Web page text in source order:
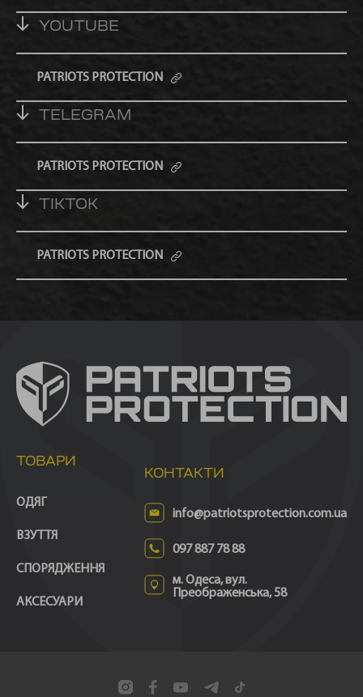
YOUTUBE
PATRIOTS PROTECTION
TELEGRAM
PATRIOTS PROTECTION
TIKTOK
PATRIOTS PROTECTION
ТОВАРИ
ОДЯГ
ВЗУТТЯ
СПОРЯДЖЕННЯ
АКСЕСУАРИ
КОНТАКТИ
info@patriotsprotection.com.ua
097 887 78 88
м. Одеса, вул.
Преображенська, 58